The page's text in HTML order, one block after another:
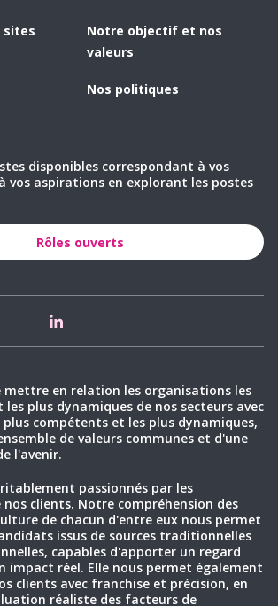
sites
Notre objectif et nos
valeurs
Nos politiques
disponibles correspondant à vos
vos aspirations en explorant les postes
Rôles ouverts
mettre en relation les organisations les
plus dynamiques de nos secteurs avec
compétents et les plus dynamiques,
de valeurs communes et d'une
l'avenir.
passionnés par les
clients. Notre compréhension des
de chacun d'entre eux nous permet
issus de sources traditionnelles
capables d'apporter un regard
impact réel. Elle nous permet également
clients avec franchise et précision, en
réaliste des facteurs de